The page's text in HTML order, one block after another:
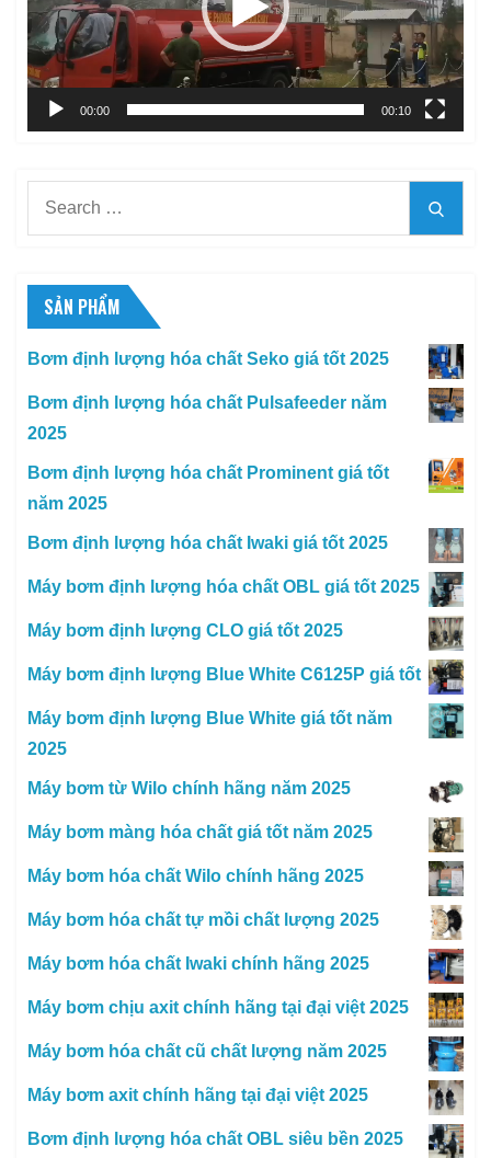
00:00 00:10
SẢN PHẨM
Bơm định lượng hóa chất Seko giá tốt 2025
Bơm định lượng hóa chất Pulsafeeder năm
2025
Bơm định lượng hóa chất Prominent giá tốt
năm 2025
Bơm định lượng hóa chất Iwaki giá tốt 2025
Máy bơm định lượng hóa chất OBL giá tốt 2025
Máy bơm định lượng CLO giá tốt 2025
Máy bơm định lượng Blue White C6125P giá tốt
Máy bơm định lượng Blue White giá tốt năm
2025
Máy bơm từ Wilo chính hãng năm 2025
Máy bơm màng hóa chất giá tốt năm 2025
Máy bơm hóa chất Wilo chính hãng 2025
Máy bơm hóa chất tự mồi chất lượng 2025
Máy bơm hóa chất Iwaki chính hãng 2025
Máy bơm chịu axit chính hãng tại đại việt 2025
Máy bơm hóa chất cũ chất lượng năm 2025
Máy bơm axit chính hãng tại đại việt 2025
Bơm định lượng hóa chất OBL siêu bền 2025